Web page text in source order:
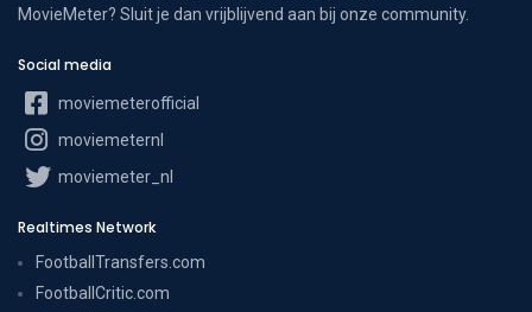
MovieMeter? Sluit je dan vrijblijvend aan bij onze community.
Social media
moviemeterofficial
moviemeternl
moviemeter_nl
Realtimes Network
FootballTransfers.com
FootballCritic.com